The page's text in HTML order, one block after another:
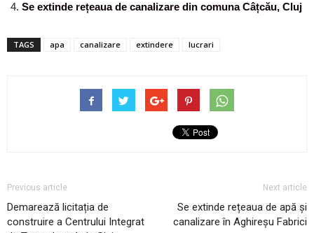
Se extinde rețeaua de canalizare din comuna Câțcău, Cluj
TAGS apa canalizare extindere lucrari
Previous article
Demarează licitația de
construire a Centrului Integrat
Next article
Se extinde rețeaua de apă și
canalizare în Aghireșu Fabrici